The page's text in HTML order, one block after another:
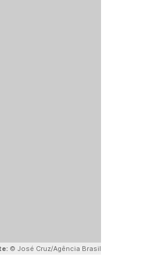
© José Cruz/Agência Brasil